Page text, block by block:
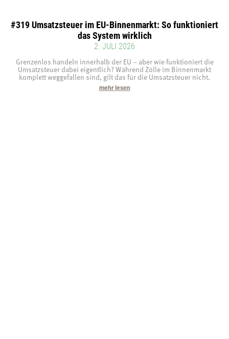
#319 Umsatzsteuer im EU-Binnenmarkt: So funktioniert
das System wirklich
2. JULI 2026
Grenzenlos handeln innerhalb der EU – aber wie funktioniert die
Umsatzsteuer dabei eigentlich? Während Zölle im Binnenmarkt
komplett weggefallen sind, gilt das für die Umsatzsteuer nicht.
mehr lesen